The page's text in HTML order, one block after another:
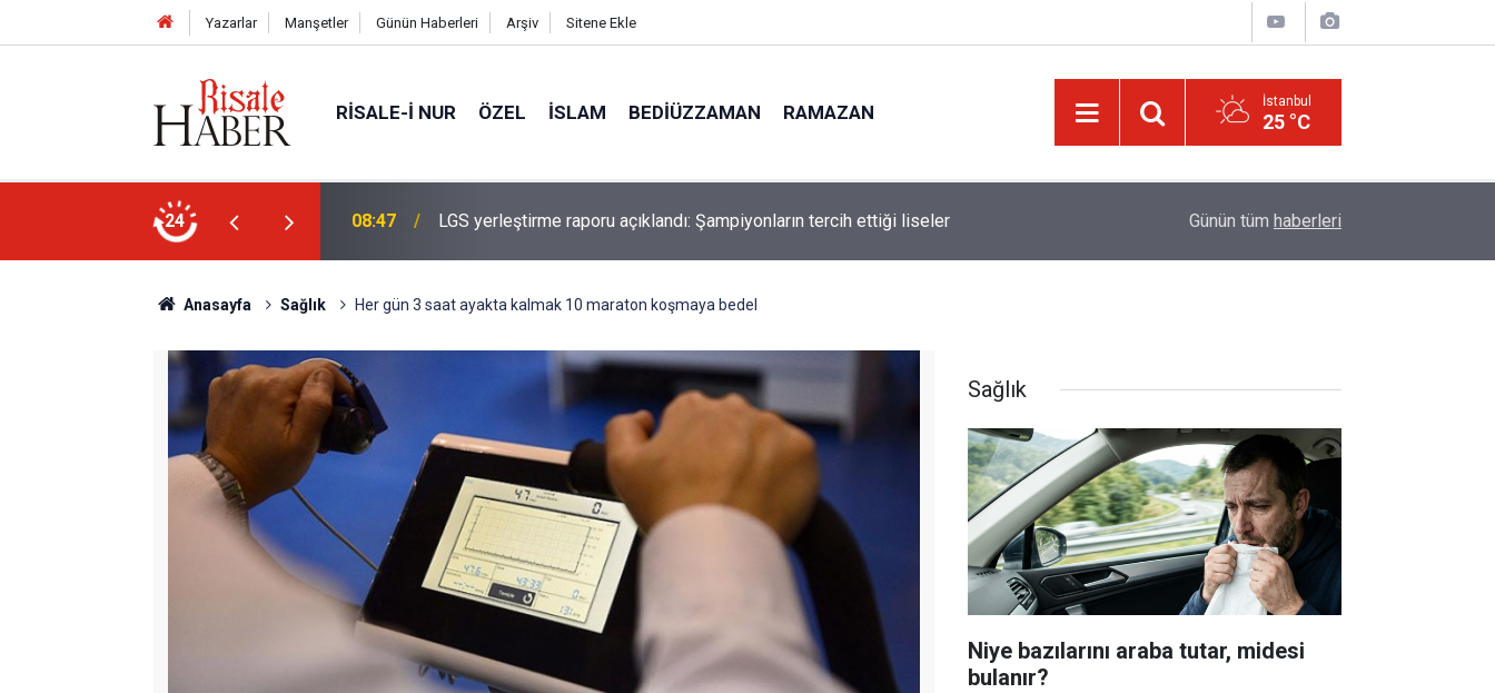
Yazarlar Manşetler Günün Haberleri Arşiv Sitene Ekle
RISALE-I NUR ÖZEL İSLAM BEDIÜZZAMAN RAMAZAN İstanbul
25 °C
24
Şampiyonların tercih ettiği liseler 08:35 Erciyes'te 'Perseid meteor yağmuru' izlenecek Filistin topraklarını gasbeden israilliler, Batı
Günün tüm haberleri
Anasayfa Sağlık Her gün 3 saat ayakta kalmak 10 maraton koşmaya bedel
Sağlık
Niye bazılarını araba tutar, midesi
bulanır?